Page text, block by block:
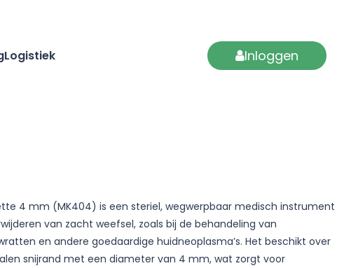
Logistiek Inloggen
4 mm (MK404) is een steriel, wegwerpbaar medisch instrument
van zacht weefsel, zoals bij de behandeling van
en andere goedaardige huidneoplasma’s. Het beschikt over
snijrand met een diameter van 4 mm, wat zorgt voor